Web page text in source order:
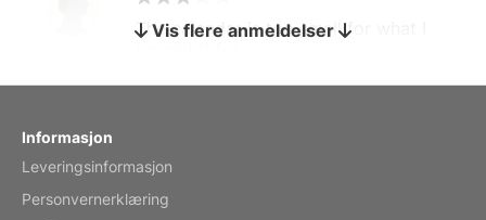
by charles
The calendar is too small for what I
Vis flere anmeldelser
Informasjon
Leveringsinformasjon
Personvernerklæring